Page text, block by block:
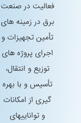
فعالیت در صنعت
برق در زمینه های
تأمین تجهیزات و
اجرای پروژه های
توزیع و انتقال،
تأسیس و با بهره
گیری از امكانات
و تواناییهای